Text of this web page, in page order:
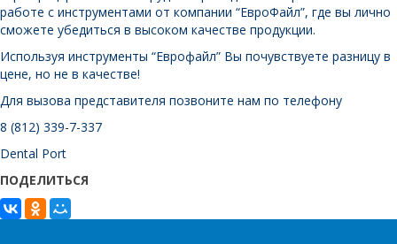
работе с инструментами от компании “ЕвроФайл”, где вы лично
сможете убедиться в высоком качестве продукции.
Используя инструменты “Еврофайл” Вы почувствуете разницу в
цене, но не в качестве!
Для вызова представителя позвоните нам по телефону
8 (812) 339-7-337
Dental Port
ПОДЕЛИТЬСЯ